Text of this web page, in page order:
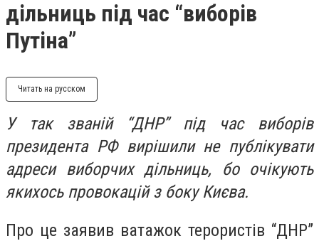
дільниць під час “виборів
Путіна”
Читать на русском
У так званій “ДНР” під час виборів
президента РФ вирішили не публікувати
адреси виборчих дільниць, бо очікують
якихось провокацій з боку Києва.
Про це заявив ватажок терористів “ДНР”